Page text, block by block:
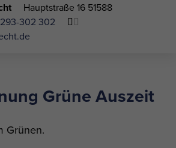
Hauptstraße 16 51588
302 302
Grüne Auszeit
Grünen.